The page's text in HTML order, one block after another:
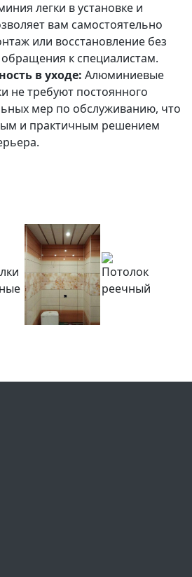
легки в установке и
вам самостоятельно
или восстановление без
к специалистам.
в уходе: Алюминиевые
не требуют постоянного
мер по обслуживанию, что
и практичным решением